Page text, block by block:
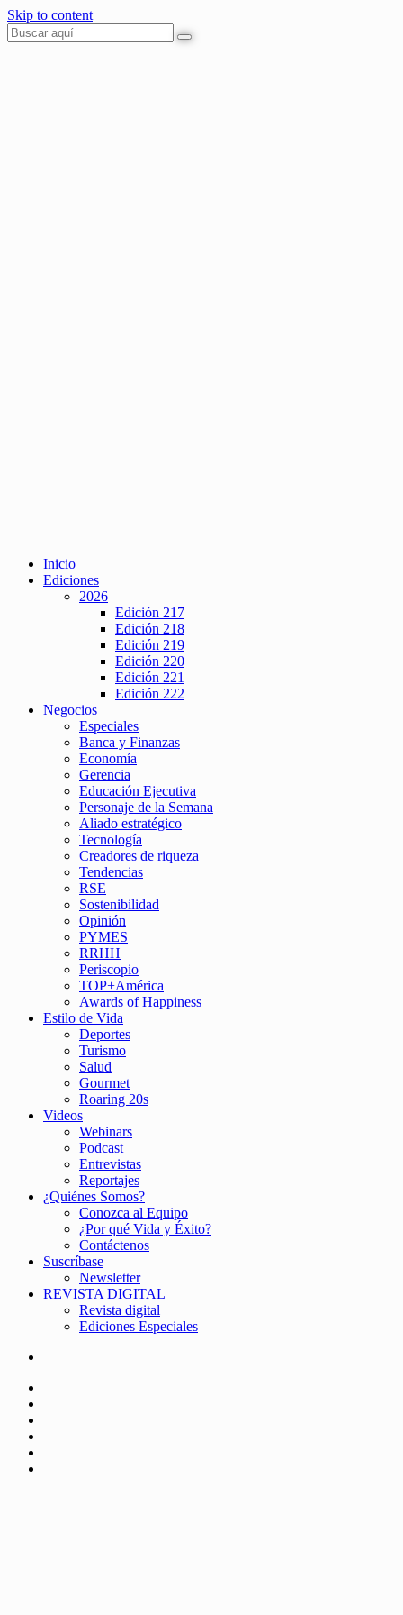
Skip to content
Inicio
Ediciones
2026
Edición 217
Edición 218
Edición 219
Edición 220
Edición 221
Edición 222
Negocios
Especiales
Banca y Finanzas
Economía
Gerencia
Educación Ejecutiva
Personaje de la Semana
Aliado estratégico
Tecnología
Creadores de riqueza
Tendencias
RSE
Sostenibilidad
Opinión
PYMES
RRHH
Periscopio
TOP+América
Awards of Happiness
Estilo de Vida
Deportes
Turismo
Salud
Gourmet
Roaring 20s
Videos
Webinars
Podcast
Entrevistas
Reportajes
¿Quiénes Somos?
Conozca al Equipo
¿Por qué Vida y Éxito?
Contáctenos
Suscríbase
Newsletter
REVISTA DIGITAL
Revista digital
Ediciones Especiales